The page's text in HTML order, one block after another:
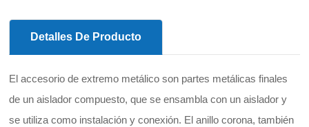
Detalles De Producto
El accesorio de extremo metálico son partes metálicas finales
de un aislador compuesto, que se ensambla con un aislador y
se utiliza como instalación y conexión. El anillo corona, también